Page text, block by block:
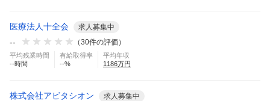
医療法人十全会 求人募集中
-- （30件の評価）
平均残業時間
--時間
有給取得率
--%
平均年収
1186万円
株式会社アビタシオン 求人募集中